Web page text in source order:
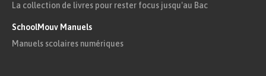
La collection de livres pour rester focus jusqu'au Bac
SchoolMouv Manuels
Manuels scolaires numériques